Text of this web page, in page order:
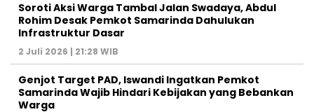
Soroti Aksi Warga Tambal Jalan Swadaya, Abdul
Rohim Desak Pemkot Samarinda Dahulukan
Infrastruktur Dasar
2 Juli 2026 | 21:28 WIB
Genjot Target PAD, Iswandi Ingatkan Pemkot
Samarinda Wajib Hindari Kebijakan yang Bebankan
Warga